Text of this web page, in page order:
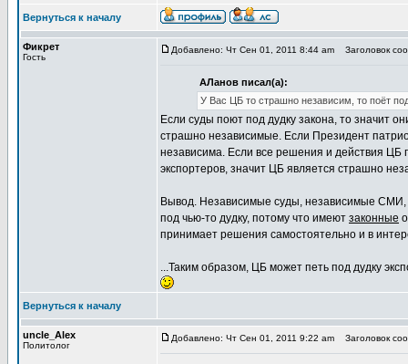
Вернуться к началу
Фикрет
Гость
Добавлено: Чт Сен 01, 2011 8:44 am Заголовок
АЛанов писал(а):
У Вас ЦБ то страшно независим, то поёт
Если суды поют под дудку закона, то значит
страшно независимые. Если Президент
независима. Если все решения и действия ЦБ
экспортеров, значит ЦБ является страшно
Вывод. Независимые суды, независимые
под чью-то дудку, потому что имеют законные
принимает решения самостоятельно и в
...Таким образом, ЦБ может петь под дудку
Вернуться к началу
uncle_Alex
Политолог
Добавлено: Чт Сен 01, 2011 9:22 am Заголовок